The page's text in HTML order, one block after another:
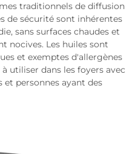
traditionnels de diffusion
de sécurité sont inhérentes
sans surfaces chaudes et
nocives. Les huiles sont
et exemptes d'allergènes
utiliser dans les foyers avec
personnes ayant des